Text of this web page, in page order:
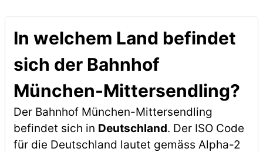
In welchem Land befindet
sich der Bahnhof
München-Mittersendling?
Der Bahnhof München-Mittersendling
befindet sich in Deutschland. Der ISO Code
für die Deutschland lautet gemäss Alpha-2